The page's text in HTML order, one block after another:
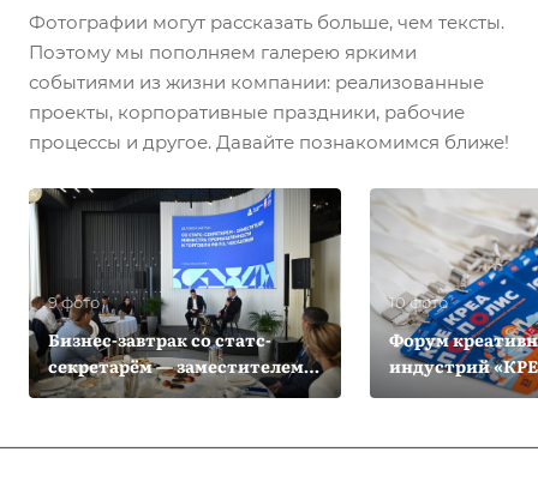
Фотографии могут рассказать больше, чем тексты.
Поэтому мы пополняем галерею яркими
событиями из жизни компании: реализованные
проекты, корпоративные праздники, рабочие
процессы и другое. Давайте познакомимся ближе!
9 фото
Бизнес-завтрак со статс-
секретарём — заместителем
Министра промышленности
Чекушовым
10 фото
Форум
индустрий